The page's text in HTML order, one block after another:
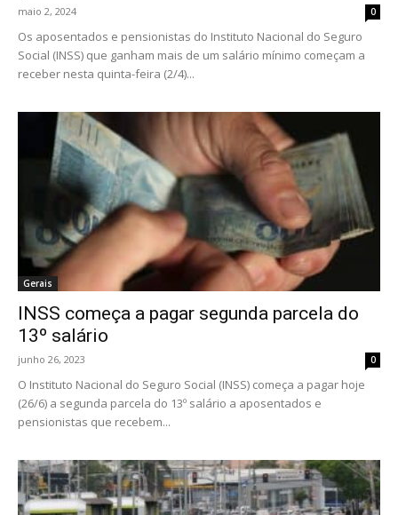
maio 2, 2024 0
Os aposentados e pensionistas do Instituto Nacional do Seguro
Social (INSS) que ganham mais de um salário mínimo começam a
receber nesta quinta-feira (2/4)...
Gerais
INSS começa a pagar segunda parcela do
13º salário
junho 26, 2023 0
O Instituto Nacional do Seguro Social (INSS) começa a pagar hoje
(26/6) a segunda parcela do 13º salário a aposentados e
pensionistas que recebem...